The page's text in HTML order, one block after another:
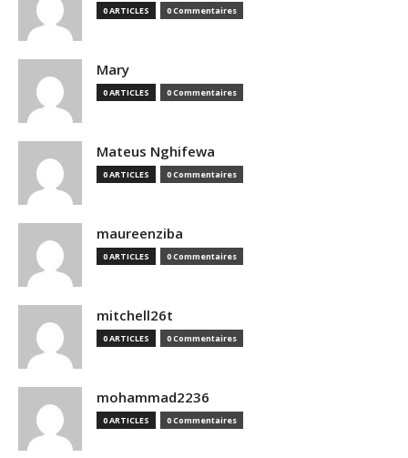
0 ARTICLES 0 Commentaires
Mary
0 ARTICLES 0 Commentaires
Mateus Nghifewa
0 ARTICLES 0 Commentaires
maureenziba
0 ARTICLES 0 Commentaires
mitchell26t
0 ARTICLES 0 Commentaires
mohammad2236
0 ARTICLES 0 Commentaires